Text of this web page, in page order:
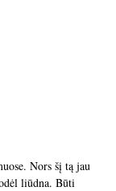
Nors šį tą jau
liūdna. Būti